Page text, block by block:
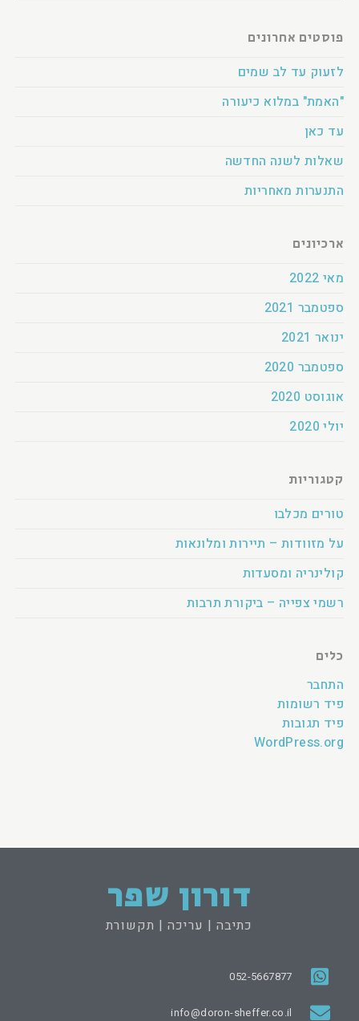
פוסטים אחרונים
לזעוק עד לב שמים
"האמת" במלוא כיעורה
עד כאן
שאלות לשנה החדשה
התנערות מאחריות
ארכיונים
מאי 2022
ספטמבר 2021
ינואר 2021
ספטמבר 2020
אוגוסט 2020
יולי 2020
קטגוריות
טורים מכלבו
על מזוודות – תיירות ומלונאות
קולינריה ומסעדות
רשמי צפייה – ביקורת תרבות
כלים
התחבר
פיד רשומות
פיד תגובות
WordPress.org
דורון שפר
כתיבה | עריכה | תקשורת
052-5667877
info@doron-sheffer.co.il